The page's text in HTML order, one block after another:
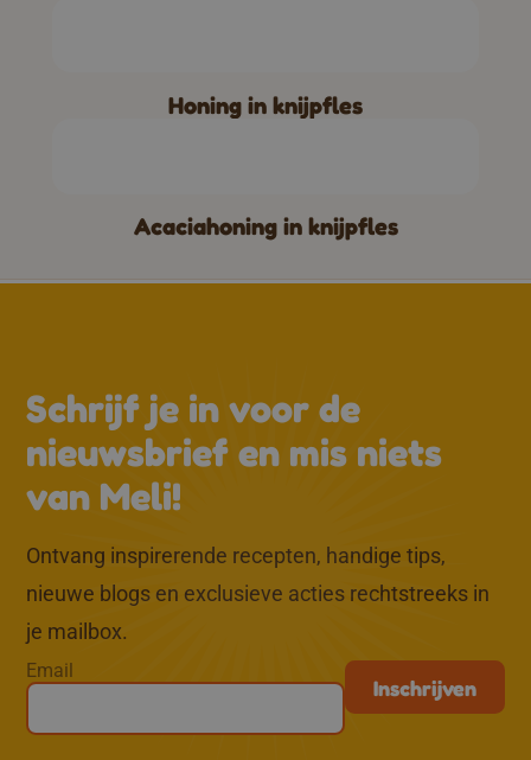
Honing in knijpfles
Acaciahoning in knijpfles
Schrijf je in voor de
nieuwsbrief en mis niets
van Meli!
Ontvang inspirerende recepten, handige tips,
nieuwe blogs en exclusieve acties rechtstreeks in
je mailbox.
Email